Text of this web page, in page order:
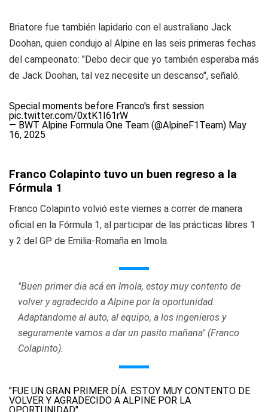
Briatore fue también lapidario con el australiano Jack
Doohan, quien condujo al Alpine en las seis primeras fechas
del campeonato: "Debo decir que yo también esperaba más
de Jack Doohan, tal vez necesite un descanso", señaló.
Special moments before Franco's first session
pic.twitter.com/0xtK1I61rW
— BWT Alpine Formula One Team (@AlpineF1Team) May
16, 2025
Franco Colapinto tuvo un buen regreso a la
Fórmula 1
Franco Colapinto volvió este viernes a correr de manera
oficial en la Fórmula 1, al participar de las prácticas libres 1
y 2 del GP de Emilia-Romaña en Imola.
"Buen primer dia acá en Imola, estoy muy contento de
volver y agradecido a Alpine por la oportunidad.
Adaptandome al auto, al equipo, a los ingenieros y
seguramente vamos a dar un pasito mañana" (Franco
Colapinto).
"FUE UN GRAN PRIMER DÍA. ESTOY MUY CONTENTO DE
VOLVER Y AGRADECIDO A ALPINE POR LA